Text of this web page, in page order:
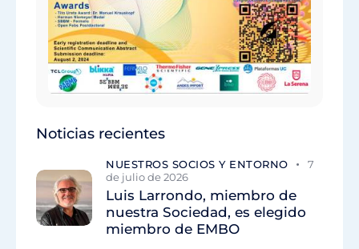
Noticias recientes
NUESTROS SOCIOS Y ENTORNO
7
de julio de 2026
Luis Larrondo, miembro de
nuestra Sociedad, es elegido
miembro de EMBO